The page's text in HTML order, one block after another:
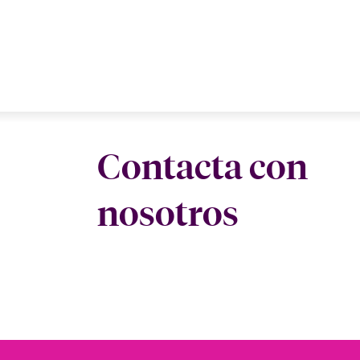
Contacta con
nosotros